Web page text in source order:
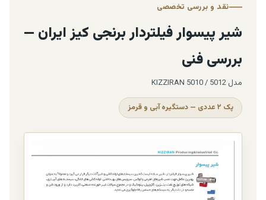
نقد و بررسی تخصصی
شیر پیسوار فیلتردار برنجی کیز ایران —
بررسی فنی
مدل KIZZIRAN 5010 / 5012
پک ۲ عددی — دستگیره آبی و قرمز